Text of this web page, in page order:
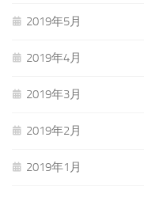
2019年5月
2019年4月
2019年3月
2019年2月
2019年1月